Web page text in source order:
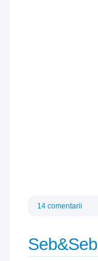
14 comentarii
Seb&Seb